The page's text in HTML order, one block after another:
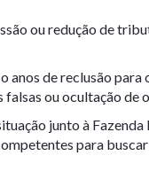
ou redução de
anos de reclusão
ou ocultação de
junto à
para